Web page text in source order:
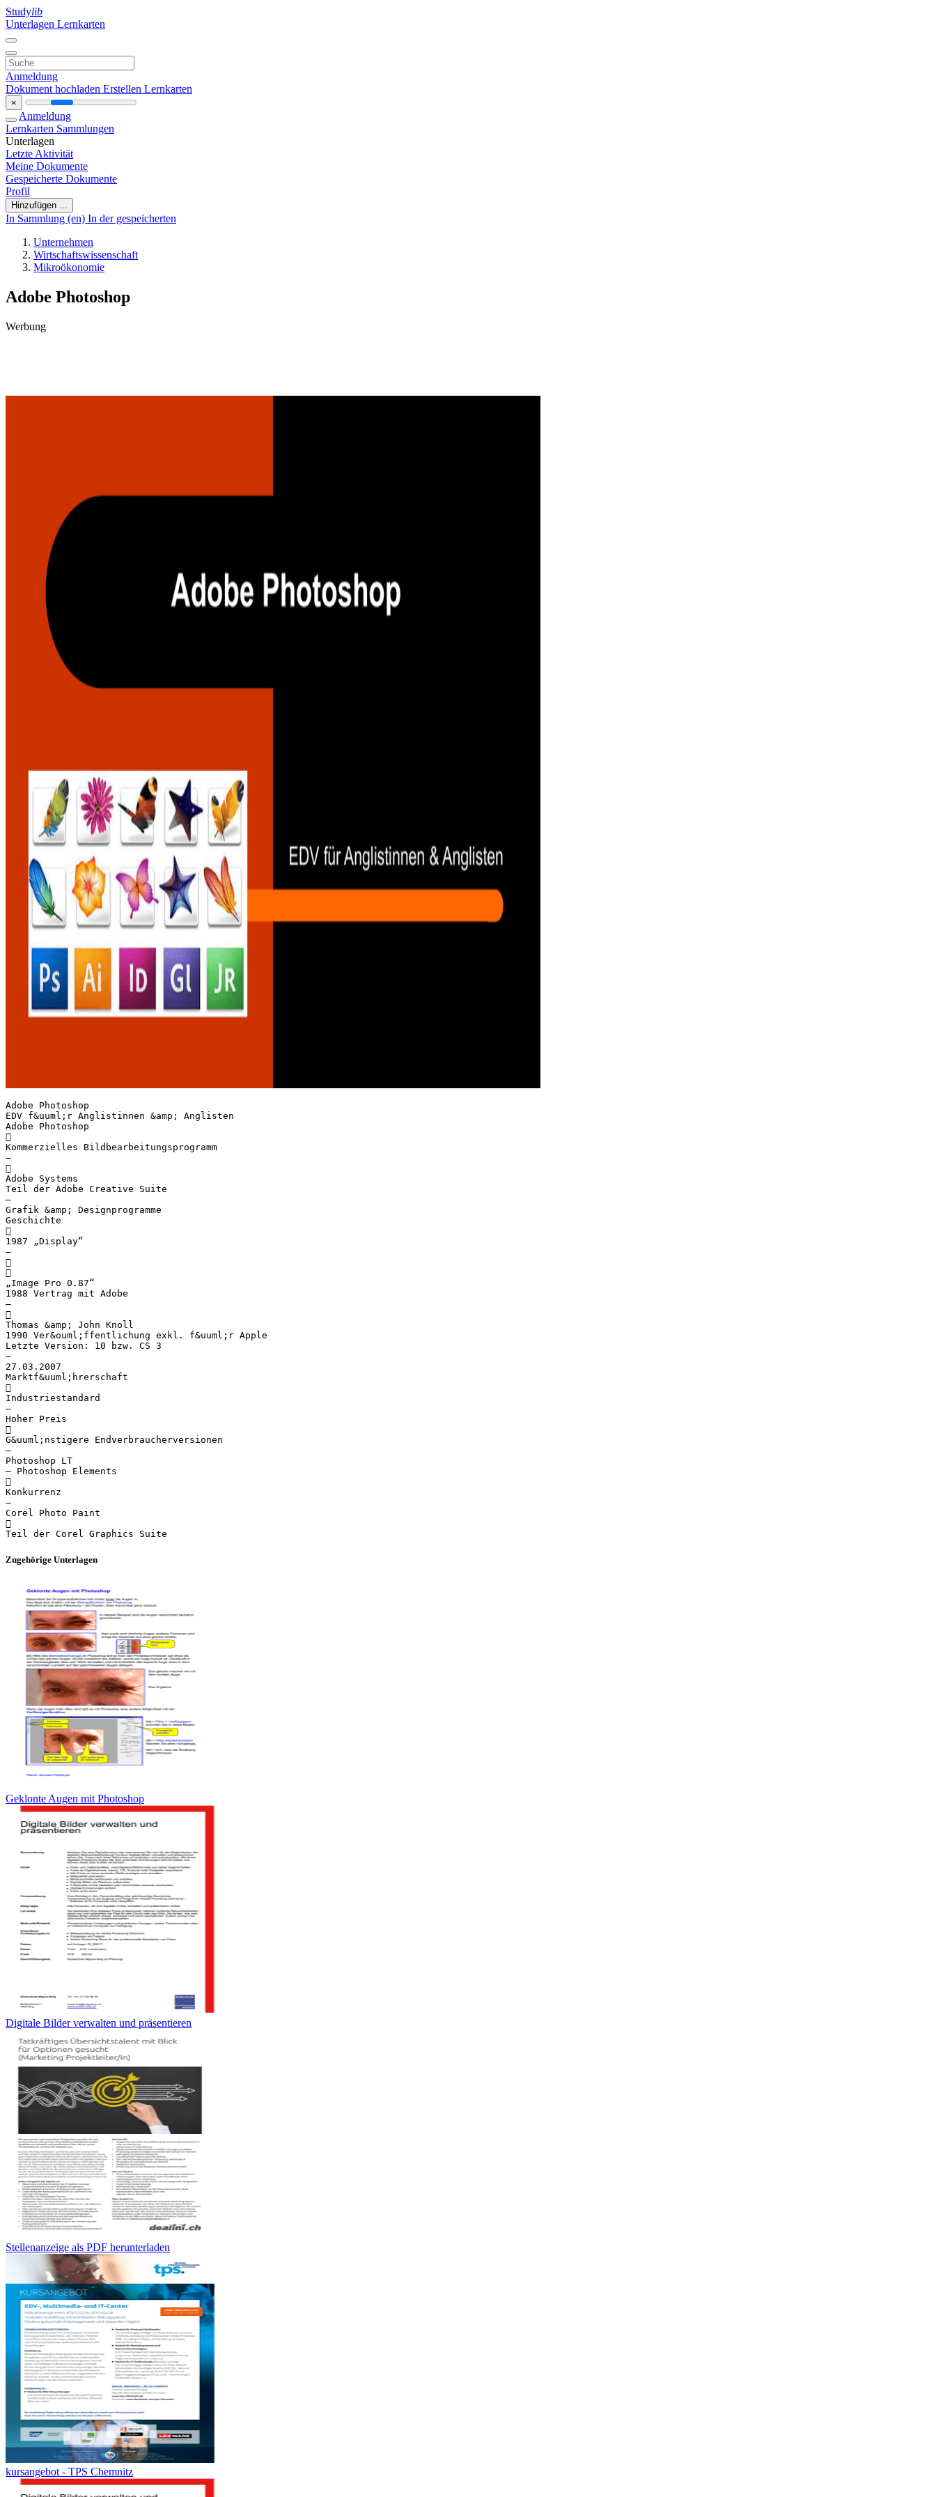
Studylib
Unterlagen Lernkarten
Anmeldung
Dokument hochladen Erstellen Lernkarten
×
Anmeldung
Lernkarten Sammlungen
Unterlagen
Letzte Aktivität
Meine Dokumente
Gespeicherte Dokumente
Profil
Hinzufügen ...
In Sammlung (en) In der gespeicherten
Unternehmen
Wirtschaftswissenschaft
Mikroökonomie
Adobe Photoshop
Werbung
Adobe Photoshop
EDV f&uuml;r Anglistinnen &amp; Anglisten
Adobe Photoshop

Kommerzielles Bildbearbeitungsprogramm
–

Adobe Systems
Teil der Adobe Creative Suite
–
Grafik &amp; Designprogramme
Geschichte

1987 „Display“
–


„Image Pro 0.87“
1988 Vertrag mit Adobe
–

Thomas &amp; John Knoll
1990 Ver&ouml;ffentlichung exkl. f&uuml;r Apple
Letzte Version: 10 bzw. CS 3
–
27.03.2007
Marktf&uuml;hrerschaft

Industriestandard
–
Hoher Preis

G&uuml;nstigere Endverbraucherversionen
–
Photoshop LT
– Photoshop Elements

Konkurrenz
–
Corel Photo Paint

Zugehörige Unterlagen
Geklonte Augen mit Photoshop
Digitale Bilder verwalten und präsentieren
Stellenanzeige als PDF herunterladen
kursangebot - TPS Chemnitz